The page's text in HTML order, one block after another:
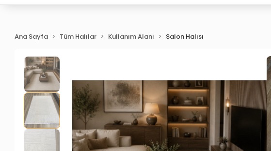
Ana Sayfa Tüm Halılar Kullanım Alanı Salon Halısı